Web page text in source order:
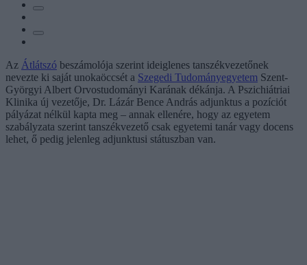
Az Átlátszó beszámolója szerint ideiglenes tanszékvezetőnek
nevezte ki saját unokaöccsét a Szegedi Tudományegyetem Szent-
Györgyi Albert Orvostudományi Karának dékánja. A Pszichiátriai
Klinika új vezetője, Dr. Lázár Bence András adjunktus a pozíciót
pályázat nélkül kapta meg – annak ellenére, hogy az egyetem
szabályzata szerint tanszékvezető csak egyetemi tanár vagy docens
lehet, ő pedig jelenleg adjunktusi státuszban van.